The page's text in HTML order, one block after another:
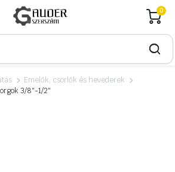
0
Emelők, csörlők és hevederek
3/8″-1/2″